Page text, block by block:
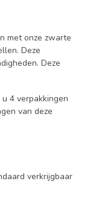
met onze zwarte
Deze
Deze
4 verpakkingen
van deze
verkrijgbaar